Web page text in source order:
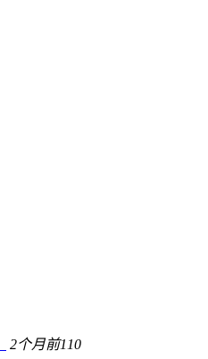
2个月前110